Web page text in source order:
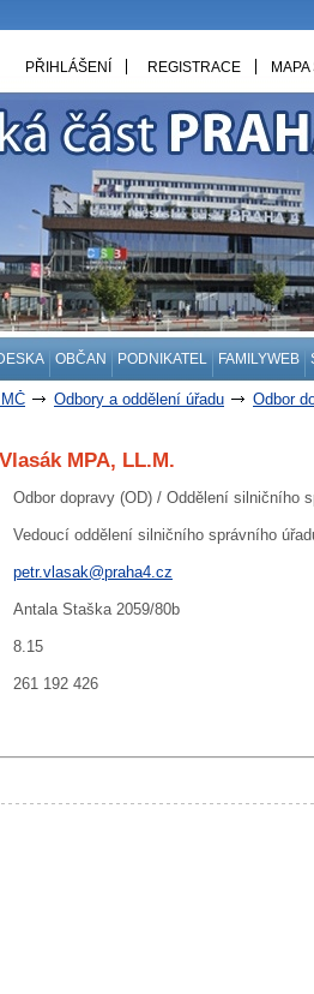
OBČAN PODNIKATEL FAMILYWEB
PŘIHLÁŠENÍ REGISTRACE MAPA
Odbory a oddělení úřadu
Odbor
MPA, LL.M.
Odbor dopravy (OD) / Oddělení silničního
Vedoucí oddělení silničního správního
petr.vlasak@praha4.cz
Antala Staška 2059/80b
8.15
261 192 426